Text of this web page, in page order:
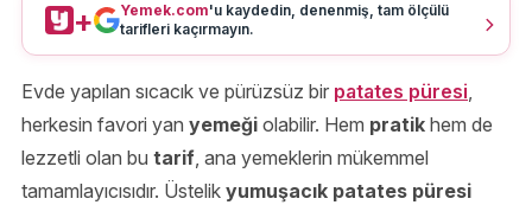
+ Yemek.com'u kaydedin, denenmiş, tam ölçülü
tarifleri kaçırmayın.
Evde yapılan sıcacık ve pürüzsüz bir patates püresi,
herkesin favori yan yemeği olabilir. Hem pratik hem de
lezzetli olan bu tarif, ana yemeklerin mükemmel
tamamlayıcısıdır. Üstelik yumuşacık patates püresi